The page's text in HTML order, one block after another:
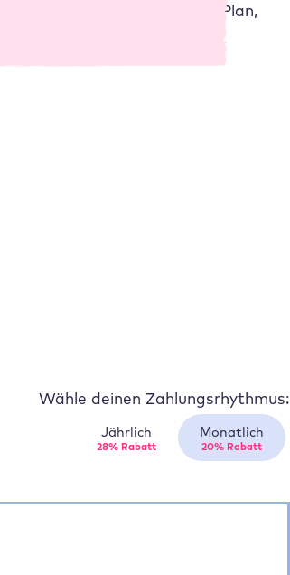
auf den nächsthöheren Plan,
Wähle deinen Zahlungsrhythmus:
Jährlich
28% Rabatt
Monatlich
20% Rabatt